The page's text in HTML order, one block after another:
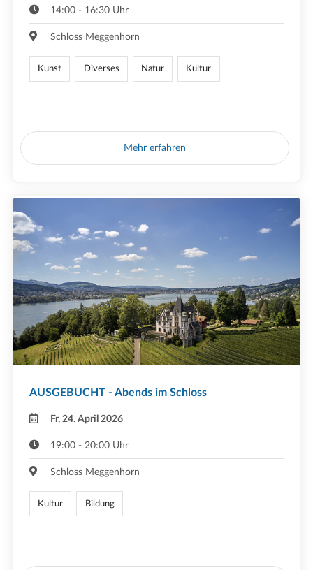
14:00 - 16:30 Uhr
Schloss Meggenhorn
Kunst Diverses Natur Kultur
Mehr erfahren
AUSGEBUCHT - Abends im Schloss
Fr, 24. April 2026
19:00 - 20:00 Uhr
Schloss Meggenhorn
Kultur Bildung